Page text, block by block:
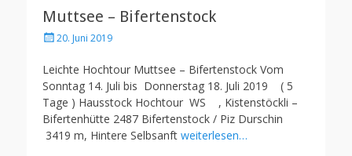
Muttsee – Bifertenstock
Posted20. Juni 2019
Leichte Hochtour Muttsee – Bifertenstock Vom
Sonntag 14. Juli bis Donnerstag 18. Juli 2019 ( 5
Tage ) Hausstock Hochtour WS , Kistenstöckli –
Bifertenhütte 2487 Bifertenstock / Piz Durschin
3419 m, Hintere Selbsanft weiterlesen…